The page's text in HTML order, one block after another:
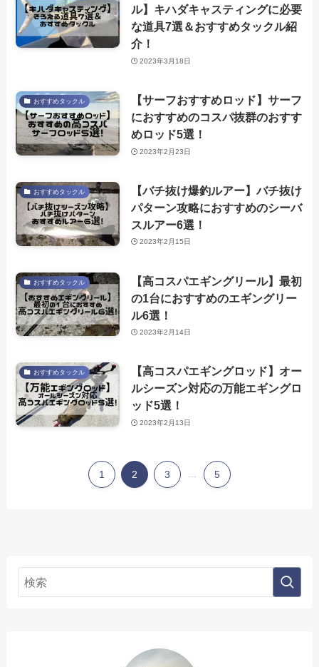
ル】キハダキャスティングに必要
な道具7選＆おすすめタックル紹
介！
2023年3月18日
おすすめタックル
【サーフおすすめロッド】サーフ
におすすめのコスパ抜群のおすす
めロッド5選！
2023年2月23日
おすすめタックル
【バチ抜け爆釣ルアー】バチ抜け
パターン攻略におすすめのシーバ
スルアー6選！
2023年2月15日
おすすめタックル
【高コスパエギングリール】最初
の1台におすすめのエギングリー
ル6選！
2023年2月14日
おすすめタックル
【高コスパエギングロッド】オー
ルシーズン対応の万能エギングロ
ッド5選！
2023年2月13日
1 2 3 5